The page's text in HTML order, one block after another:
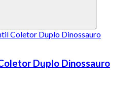
Duplo Dinossauro